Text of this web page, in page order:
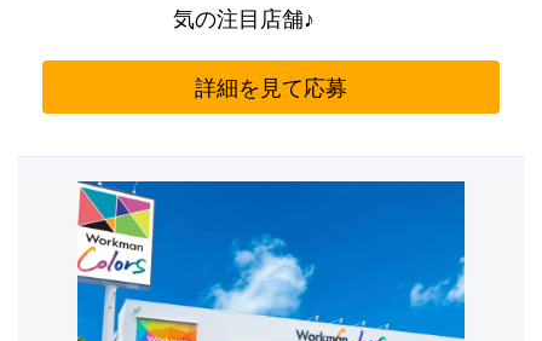
気の注目店舗♪
詳細を見て応募